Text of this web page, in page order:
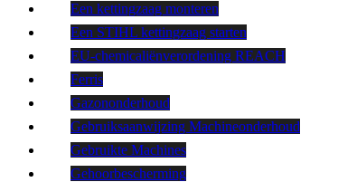
Een kettingzaag monteren
Een STIHL kettingzaag starten
EU-chemicaliënverordening REACH
Ferris
Gazononderhoud
Gebruiksaanwijzing Machineonderhoud
Gebruikte Machines
Gehoorbescherming